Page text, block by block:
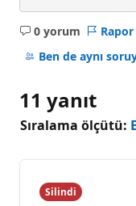
0 yorum
Açıklama
yok
Rapor
Ben de aynı
11 yanıt
Sıralama ölçütü:
Silindi